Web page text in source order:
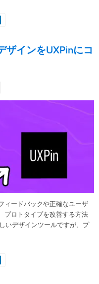
ザインをUXPinにコ
ィードバックや正確なユーザ
プロトタイプを改善する方法
いデザインツールですが、プ